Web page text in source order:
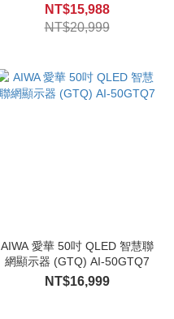
NT$15,988
NT$20,999
AIWA 愛華 50吋 QLED 智慧聯
網顯示器 (GTQ) AI-50GTQ7
NT$16,999